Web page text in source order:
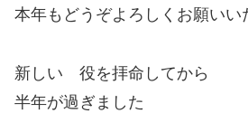
本年もどうぞよろしくお願いい
新しい 役を拝命してから
半年が過ぎました